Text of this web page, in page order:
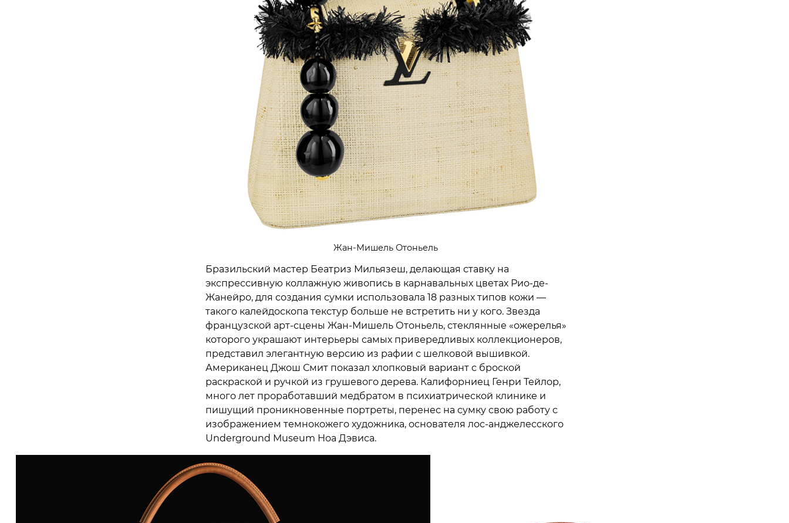
Жан-Мишель Отоньель
Бразильский мастер Беатриз Мильязеш, делающая ставку на
экспрессивную коллажную живопись в карнавальных цветах Рио-де-
Жанейро, для создания сумки использовала 18 разных типов кожи —
такого калейдоскопа текстур больше не встретить ни у кого. Звезда
французской арт-сцены Жан-Мишель Отоньель, стеклянные «ожерелья»
которого украшают интерьеры самых привередливых коллекционеров,
представил элегантную версию из рафии с шелковой вышивкой.
Американец Джош Смит показал хлопковый вариант с броской
раскраской и ручкой из грушевого дерева. Калифорниец Генри Тейлор,
много лет проработавший медбратом в психиатрической клинике и
пишущий проникновенные портреты, перенес на сумку свою работу с
изображением темнокожего художника, основателя лос-анджелесского
Underground Museum Ноа Дэвиса.